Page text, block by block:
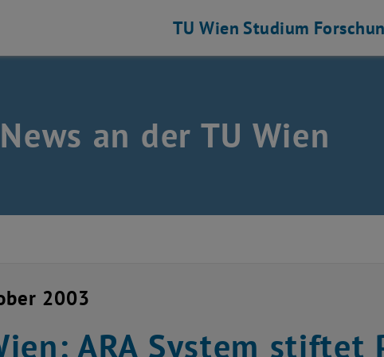
TU Wien Studium
an der TU Wien
2003
ARA System stiftet